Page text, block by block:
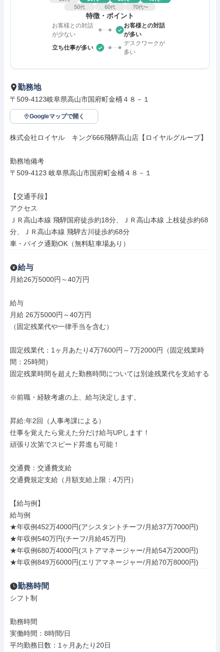
50代 60代 70代〜
特徴・ポイント
お客様との対話
が少ない
お客様との対話
が多い
立ち仕事が多い
デスクワークが
多い
勤務地
〒509-4123岐阜県高山市国府町金桶４８－１
Googleマップで開く
株式会社ロイヤル　キング666飛騨高山店【ロイヤルグループ】
勤務地備考
〒509-4123 岐阜県高山市国府町金桶４８－１
【交通手段】
アクセス
ＪＲ高山本線 飛騨国府徒歩約18分、ＪＲ高山本線 上枝徒歩約68
分、ＪＲ高山本線 飛騨古川徒歩約68分
車・バイク通勤OK（無料駐車場あり）
給与
月給26万5000円～40万円
給与
月給 26万5000円～40万円
（固定残業代や一律手当を含む）
固定残業代：1ヶ月あたり4万7600円～7万2000円（固定残業時
間：25時間）
固定残業時間を超えた勤務時間については別途残業代を支給する
※前職・経験考慮の上、給与決定します。
昇給:年2回（人事考課による）
仕事を覚えたら覚えた分だけ給与UPします！
頑張り次第でスピード昇進も可能！
交通費：交通費支給
交通費規定支給（月額支給上限：4万円）
【給与例】
給与例
★年収例452万4000円(アシスタントチーフ/月給37万7000円)
★年収例540万円(チーフ/月給45万円)
★年収例680万4000円(ストアマネージャー/月給54万2000円)
★年収例849万6000円(エリアマネージャー/月給70万8000円)
勤務時間
シフト制
勤務時間
実働時間：8時間/日
平均勤務日数：1ヶ月あたり20日